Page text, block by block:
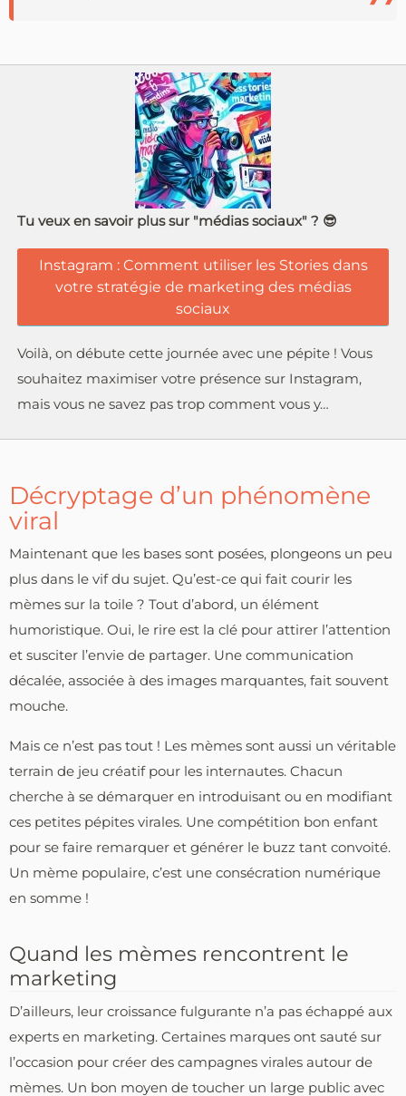
Tu veux en savoir plus sur "médias sociaux" ? 😎
Instagram : Comment utiliser les Stories dans
votre stratégie de marketing des médias
sociaux
Voilà, on débute cette journée avec une pépite ! Vous
souhaitez maximiser votre présence sur Instagram,
mais vous ne savez pas trop comment vous y…
Décryptage d’un phénomène
viral
Maintenant que les bases sont posées, plongeons un peu
plus dans le vif du sujet. Qu’est-ce qui fait courir les
mèmes sur la toile ? Tout d’abord, un élément
humoristique. Oui, le rire est la clé pour attirer l’attention
et susciter l’envie de partager. Une communication
décalée, associée à des images marquantes, fait souvent
mouche.
Mais ce n’est pas tout ! Les mèmes sont aussi un véritable
terrain de jeu créatif pour les internautes. Chacun
cherche à se démarquer en introduisant ou en modifiant
ces petites pépites virales. Une compétition bon enfant
pour se faire remarquer et générer le buzz tant convoité.
Un mème populaire, c’est une consécration numérique
en somme !
Quand les mèmes rencontrent le
marketing
D’ailleurs, leur croissance fulgurante n’a pas échappé aux
experts en marketing. Certaines marques ont sauté sur
l’occasion pour créer des campagnes virales autour de
mèmes. Un bon moyen de toucher un large public avec